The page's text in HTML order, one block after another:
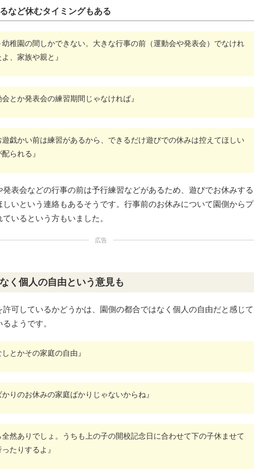
など休むタイミングもある
幼稚園の間しかできない。大きな行事の前（運動会や発表会）でなけれ
、家族や親と』
会とか発表会の練習期間じゃなければ』
遊戯かい前は練習があるから、できるだけ遊びでの休みは控えてほしい
られる』
発表会などの行事の前は予行練習などがあるため、遊びでお休みする
しいという連絡もあるそうです。行事前のお休みについて園側からプ
いるという方もいました。
広告
く個人の自由という意見も
許可しているかどうかは、園側の都合ではなく個人の自由だと感じて
ようです。
しとかその家庭の自由』
かりのお休みの家庭ばかりじゃないからね』
全然ありでしょ。うちも上の子の開校記念日に合わせて下の子休ませて
たりするよ』